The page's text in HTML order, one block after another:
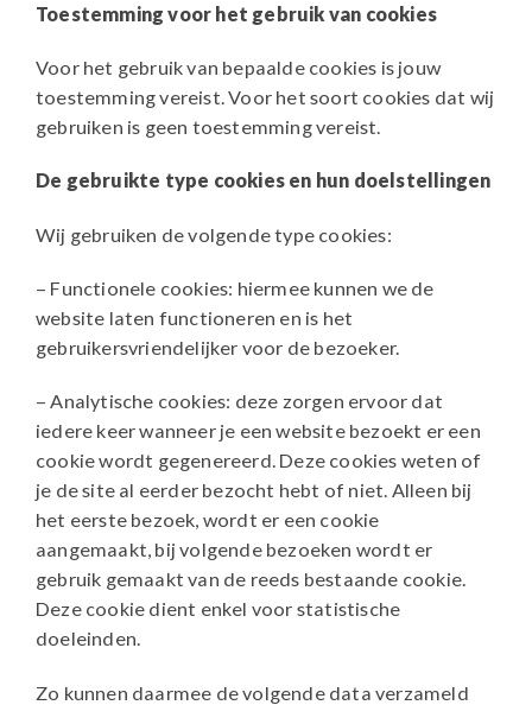
Toestemming voor het gebruik van cookies
Voor het gebruik van bepaalde cookies is jouw
toestemming vereist. Voor het soort cookies dat wij
gebruiken is geen toestemming vereist.
De gebruikte type cookies en hun doelstellingen
Wij gebruiken de volgende type cookies:
– Functionele cookies: hiermee kunnen we de
website laten functioneren en is het
gebruikersvriendelijker voor de bezoeker.
– Analytische cookies: deze zorgen ervoor dat
iedere keer wanneer je een website bezoekt er een
cookie wordt gegenereerd. Deze cookies weten of
je de site al eerder bezocht hebt of niet. Alleen bij
het eerste bezoek, wordt er een cookie
aangemaakt, bij volgende bezoeken wordt er
gebruik gemaakt van de reeds bestaande cookie.
Deze cookie dient enkel voor statistische
doeleinden.
Zo kunnen daarmee de volgende data verzameld